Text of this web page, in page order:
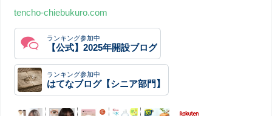
tencho-chiebukuro.com
ランキング参加中
【公式】2025年開設ブログ
ランキング参加中
はてなブログ【シニア部門】